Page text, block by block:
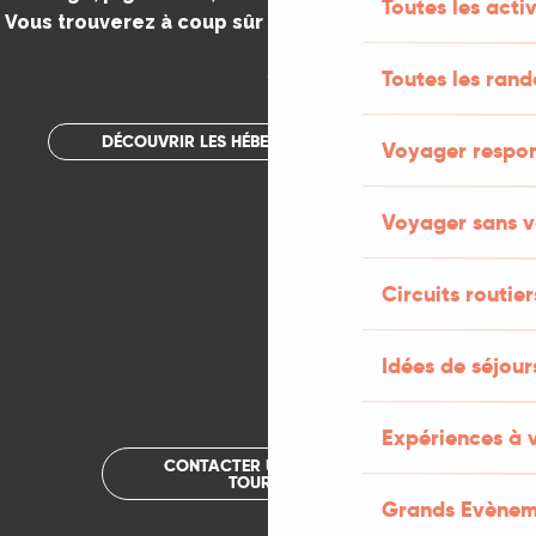
Toutes les
Toutes les
Voyager
Voyager sans
Circuits
Idées de
Expériences à
Grands
Vous trouverez à coup sûr votre bonheur dans le Lot.
.
DÉCOUVRIR LES HÉBERGEMENTS INSOLITES
CONTACTER UN OFFICE DE
TOURISME